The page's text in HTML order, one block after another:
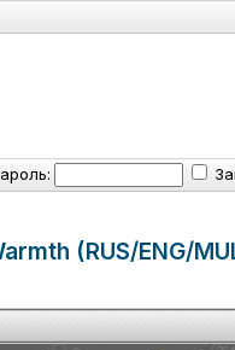
(RUS/ENG/